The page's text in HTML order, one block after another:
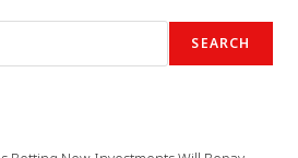
SEARCH